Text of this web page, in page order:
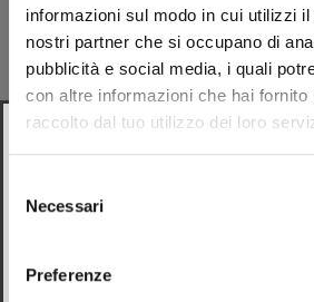
informazioni sul modo in cui utilizzi
nostri partner che si occupano di
pubblicità e social media, i quali
con altre informazioni che hai fornito
raccolto dal tuo utilizzo dei loro
delNecessari
Preferenze
Description
Composition
Italian
Change